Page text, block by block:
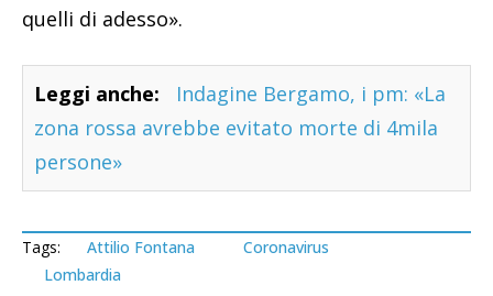
quelli di adesso».
Leggi anche:
Indagine Bergamo, i pm: «La
zona rossa avrebbe evitato morte di 4mila
persone»
Tags: Attilio Fontana
Coronavirus
Lombardia